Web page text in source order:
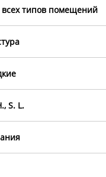
типов помещений
S. L.